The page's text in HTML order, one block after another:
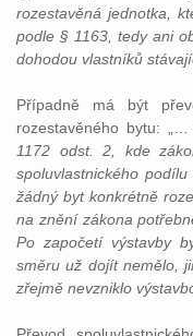
rozestavěná jednotka,
podle § 1163, tedy ani
dohodou vlastníků
Případně má být
rozestavěného bytu: „…
1172 odst. 2, kde
spoluvlastnického
žádný byt konkrétně
na znění zákona
Po započetí výstavby
směru už dojít nemělo,
zřejmě nevzniklo